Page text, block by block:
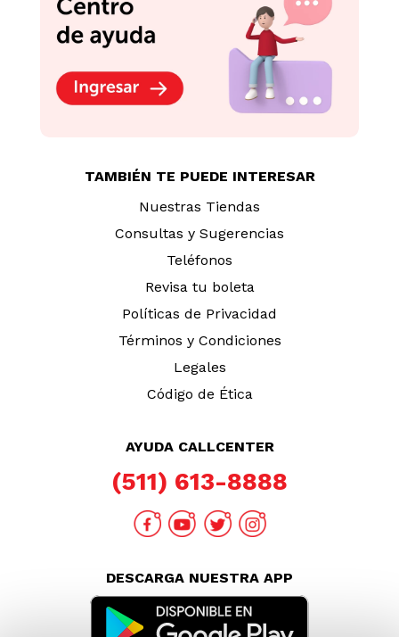
TAMBIÉN TE PUEDE INTERESAR
Nuestras Tiendas
Consultas y Sugerencias
Teléfonos
Revisa tu boleta
Políticas de Privacidad
Términos y Condiciones
Legales
Código de Ética
AYUDA CALLCENTER
(511) 613-8888
DESCARGA NUESTRA APP